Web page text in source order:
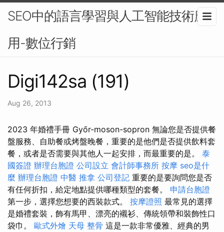
SEO中的語言學習與人工智能技術應
用-數位行銷
Digi142sa (191)
Aug 26, 2013
2023 年婚禮手冊 Győr-moson-sopron 無論您是否提供餐
盤服務、自助餐或烤盤晚餐，重要的是他們是否提供飲料套
餐，或者是否需要與其他人一起安排，而最重要的是。 泰
國簽證 辦理台胞證 公司設立 會計師事務所 按摩 seo是什
麼 辦理台胞證 中醫 推拿 公司登記 重要的是要詢問您是否
有任何折扣，給定地點提供哪種類型的套餐。 申請台胞證
第一步，選擇您想要的西裝款式。 按摩證照 最常見的選擇
是婚禮套裝，飾有馬甲、漂亮的襯衫、傳統領帶和裝飾性口
袋巾。 歐式外燴 天母 整骨 這是一款非常優雅、經典的男